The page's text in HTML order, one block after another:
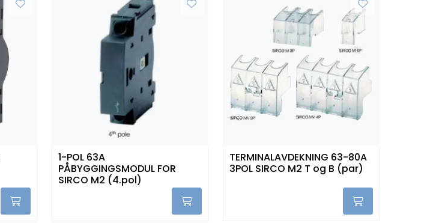
1-POL 63A
PÅBYGGINGSMODUL FOR
SIRCO M2 (4.pol)
TERMINALAVDEKNING 63-80A
3POL SIRCO M2 T og B (par)